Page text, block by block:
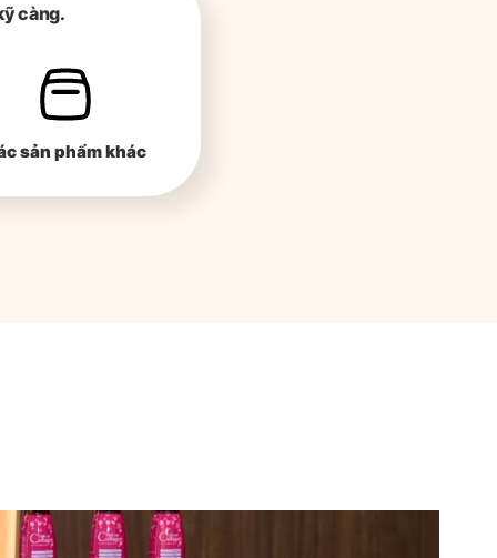
càng.
sản phẩm khác